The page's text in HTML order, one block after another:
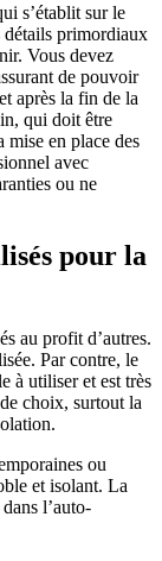
s’établit sur le
détails primordiaux
Vous devez
de pouvoir
après la fin de la
qui doit être
en place des
avec
ou ne
pour la
au profit d’autres.
Par contre, le
à utiliser et est très
choix, surtout la
ou
et isolant. La
l’auto-